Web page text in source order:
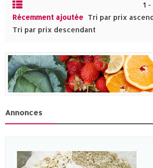
1
Récemment ajoutée Tri par prix
Tri par prix descendant
Annonces